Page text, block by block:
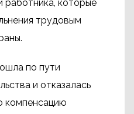
которые
трудовым
по пути
и отказалась
компенсацию